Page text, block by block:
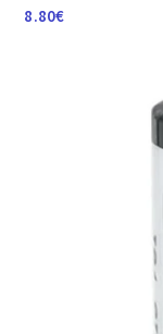
8.80€